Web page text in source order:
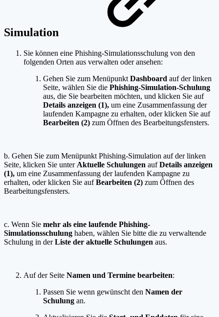
Simulation
Sie können eine Phishing-Simulationsschulung von den
folgenden Orten aus verwalten oder ansehen:
Gehen Sie zum Menüpunkt Dashboard auf der linken
Seite, wählen Sie die Phishing-Simulation-Schulung
aus, die Sie bearbeiten möchten, und klicken Sie auf
Details anzeigen (1), um eine Zusammenfassung der
laufenden Kampagne zu erhalten, oder klicken Sie auf
Bearbeiten (2) zum Öffnen des Bearbeitungsfensters.
b. Gehen Sie zum Menüpunkt Phishing-Simulation auf der linken
Seite, klicken Sie unter Aktuelle Schulungen aufDetails anzeigen
(1), um eine Zusammenfassung der laufenden Kampagne zu
erhalten, oder klicken Sie aufBearbeiten (2) zum Öffnen des
Bearbeitungsfensters.
c. Wenn Sie mehr als eine laufende Phishing-
Simulationsschulung haben, wählen Sie bitte die zu verwaltende
Schulung in derListe der aktuelle Schulungen aus.
Auf der Seite Namen und Termine bearbeiten:
Passen Sie wenn gewünscht den Namen der
Schulung an.